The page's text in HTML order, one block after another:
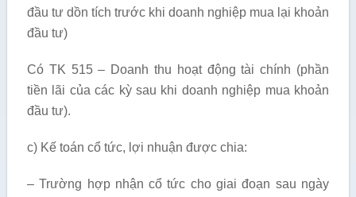
đầu tư dồn tích trước khi doanh nghiệp mua lại khoản
đầu tư)
Có TK 515 – Doanh thu hoạt động tài chính (phần
tiền lãi của các kỳ sau khi doanh nghiệp mua khoản
đầu tư).
c) Kế toán cổ tức, lợi nhuận được chia:
– Trường hợp nhận cổ tức cho giai đoạn sau ngày